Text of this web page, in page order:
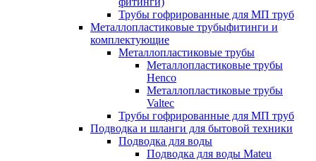
Трубы гофрированные для МП труб
Металлопластиковые трубыфитинги и
комплектующие
Металлопластиковые трубы
Металлопластиковые трубы
Henco
Металлопластиковые трубы
Valtec
Трубы гофрированные для МП труб
Подводка и шланги для бытовой техники
Подводка для воды
Подводка для воды Mateu